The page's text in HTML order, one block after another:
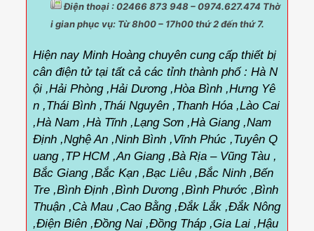
Điện thoại : 02466 873 948 – 0974.627.474 Thờ
i gian phục vụ: Từ 8h00 – 17h00 thứ 2 đến thứ 7.
Hiện nay Minh Hoàng chuyên cung cấp thiết bị
cân điện tử tại tất cả các tỉnh thành phố :Hà N
ội ,Hải Phòng ,Hải Dương ,Hòa Bình ,Hưng Yê
n ,Thái Bình ,Thái Nguyên ,Thanh Hóa ,Lào Cai
,Hà Nam ,Hà Tĩnh ,Lạng Sơn ,Hà Giang ,Nam
Định ,Nghệ An ,Ninh Bình ,Vĩnh Phúc ,Tuyên Q
uang ,TP HCM ,An Giang ,Bà Rịa – Vũng Tàu ,
Bắc Giang ,Bắc Kạn ,Bạc Liêu ,Bắc Ninh ,Bến
Tre ,Bình Định ,Bình Dương ,Bình Phước ,Bình
Thuận ,Cà Mau ,Cao Bằng ,Đắk Lắk ,Đắk Nông
,Điện Biên ,Đồng Nai ,Đồng Tháp ,Gia Lai ,Hậu